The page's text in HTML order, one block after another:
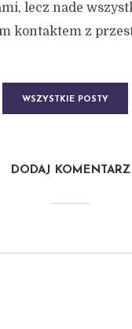
lecz nade
kontaktem z
WSZYSTKIE POSTY
DODAJ KOMENTARZ